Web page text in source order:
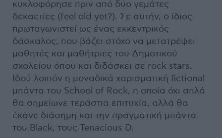
κυκλοφόρησε πριν από δύο γεμάτες
δεκαετίες (feel old yet?). Σε αυτήν, ο ίδιος
πρωταγωνιστεί ως ένας εκκεντρικός
δάσκαλος, που βάζει στόχο να μετατρέψει
μαθητές και μαθήτριες του Δημοτικού
σχολείου όπου και διδάσκει σε rock stars.
Ιδού λοιπόν η μοναδικά χαρισματική fictional
μπάντα του School of Rock, η οποία όχι απλά
θα σημείωνε τεράστια επιτυχία, αλλά θα
έκανε διάσημη και την πραγματική μπάντα
του Black, τους Tenacious D.